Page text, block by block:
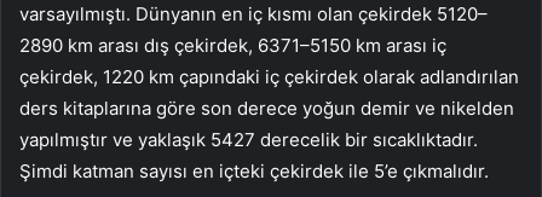
varsayılmıştı. Dünyanın en iç kısmı olan çekirdek 5120–
2890 km arası dış çekirdek, 6371–5150 km arası iç
çekirdek, 1220 km çapındaki iç çekirdek olarak adlandırılan
ders kitaplarına göre son derece yoğun demir ve nikelden
yapılmıştır ve yaklaşık 5427 derecelik bir sıcaklıktadır.
Şimdi katman sayısı en içteki çekirdek ile 5’e çıkmalıdır.